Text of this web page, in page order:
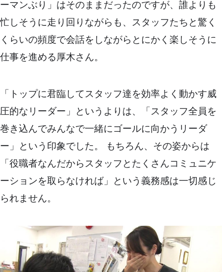
ーマンぶり」はそのままだったのですが、誰よりも
忙しそうに走り回りながらも、スタッフたちと驚く
くらいの頻度で会話をしながらとにかく楽しそうに
仕事を進める厚木さん。
「トップに君臨してスタッフ達を効率よく動かす威
圧的なリーダー」というよりは、「スタッフ全員を
巻き込んでみんなで一緒にゴールに向かうリーダ
ー」という印象でした。 もちろん、その姿からは
「役職者なんだからスタッフとたくさんコミュニケ
ーションを取らなければ」という義務感は一切感じ
られません。